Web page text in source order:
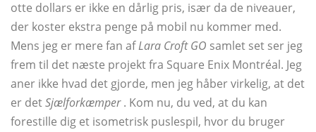
otte dollars er ikke en dårlig pris, især da de niveauer,
der koster ekstra penge på mobil nu kommer med.
Mens jeg er mere fan afLara Croft GO samlet set ser jeg
frem til det næste projekt fra Square Enix Montréal. Jeg
aner ikke hvad det gjorde, men jeg håber virkelig, at det
er detSjælforkæmper. Kom nu, du ved, at du kan
forestille dig et isometrisk puslespil, hvor du bruger